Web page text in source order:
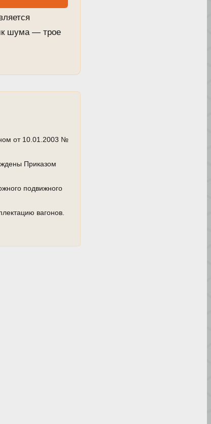
шума — трое
от 10.01.2003 №
Приказом
подвижного
вагонов.